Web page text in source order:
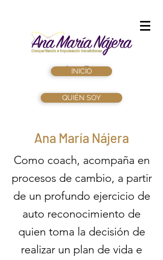
INICIO
QUIÉN SOY
Ana María Nájera
Como coach, acompaña en
procesos de cambio, a partir
de un profundo ejercicio de
auto reconocimiento de
quien toma la decisión de
realizar un plan de vida e